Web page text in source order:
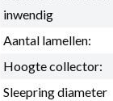
inwendig
Aantal lamellen:
Hoogte collector:
Sleepring diameter